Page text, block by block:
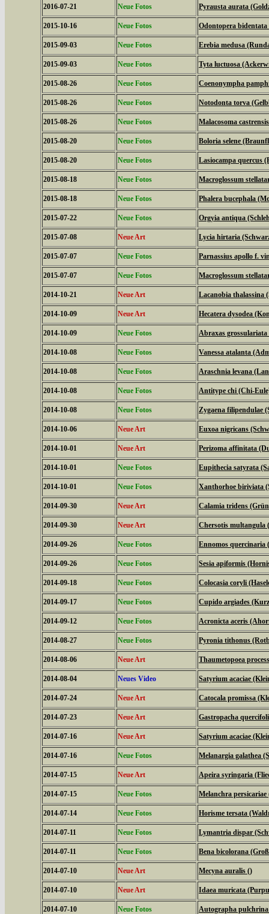
2016-07-21 Neue Fotos Pyrausta aurata
2015-10-16 Neue Fotos Odontopera
2015-09-03 Neue Fotos Erebia medusa
2015-09-03 Neue Fotos Tyta luctuosa
2015-08-26 Neue Fotos Coenonympha
2015-08-26 Neue Fotos Notodonta torva
2015-08-26 Neue Fotos Malacosoma
2015-08-20 Neue Fotos Boloria selene
2015-08-20 Neue Fotos Lasiocampa quercus
2015-08-18 Neue Fotos Macroglossum
2015-08-18 Neue Fotos Phalera bucephala
2015-07-22 Neue Fotos Orgyia antiqua
2015-07-08 Neue Art Lycia hirtaria
2015-07-07 Neue Fotos Parnassius apollo f.
2015-07-07 Neue Fotos Macroglossum
2014-10-21 Neue Art Lacanobia thalassina
2014-10-09 Neue Art Hecatera dysodea
2014-10-09 Neue Fotos Abraxas grossulariata
2014-10-08 Neue Fotos Vanessa atalanta
2014-10-08 Neue Fotos Araschnia levana
2014-10-08 Neue Fotos Antitype chi (Chi-
2014-10-08 Neue Fotos Zygaena filipendulae
2014-10-06 Neue Art Euxoa nigricans
2014-10-01 Neue Art Perizoma affinitata
2014-10-01 Neue Fotos Eupithecia satyrata
2014-10-01 Neue Fotos Xanthorhoe biriviata
2014-09-30 Neue Art Calamia tridens
2014-09-30 Neue Art Chersotis multangula
2014-09-26 Neue Fotos Ennomos quercinaria
2014-09-26 Neue Fotos Sesia apiformis
2014-09-18 Neue Fotos Colocasia coryli
2014-09-17 Neue Fotos Cupido argiades
2014-09-12 Neue Fotos Acronicta aceris
2014-08-27 Neue Fotos Pyronia tithonus
2014-08-06 Neue Art Thaumetopoea
2014-08-04 Neues Video Satyrium acaciae
2014-07-24 Neue Art Catocala promissa
2014-07-23 Neue Art Gastropacha
2014-07-16 Neue Art Satyrium acaciae
2014-07-16 Neue Fotos Melanargia galathea
2014-07-15 Neue Art Apeira syringaria
2014-07-15 Neue Fotos Melanchra
2014-07-14 Neue Fotos Horisme tersata
2014-07-11 Neue Fotos Lymantria dispar
2014-07-11 Neue Fotos Bena bicolorana
2014-07-10 Neue Art Mecyna auralis ()
2014-07-10 Neue Art Idaea muricata
2014-07-10 Neue Fotos Autographa pulchrina